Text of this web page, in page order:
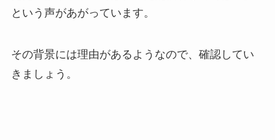
という声があがっています。
その背景には理由があるようなので、確認してい
きましょう。